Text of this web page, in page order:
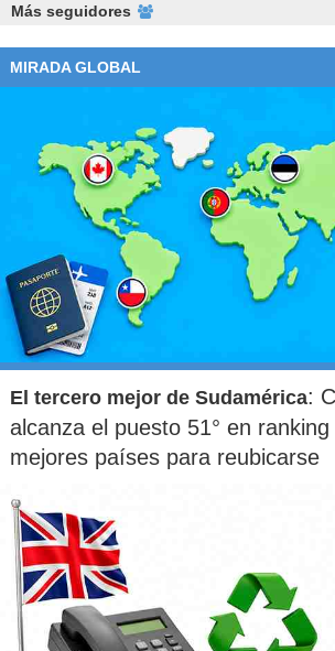
Más seguidores
MIRADA GLOBAL
El tercero mejor de Sudamérica:
alcanza el puesto 51° en
mejores países para reubicarse